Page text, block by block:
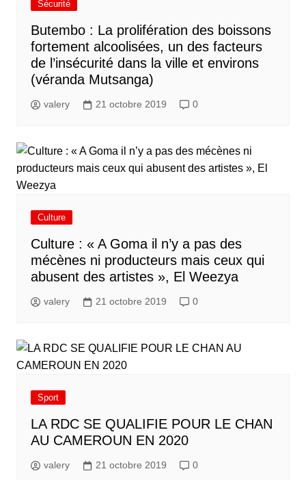
Sécurité
Butembo : La prolifération des boissons
fortement alcoolisées, un des facteurs
de l’insécurité dans la ville et environs
(véranda Mutsanga)
valery 21 octobre 2019 0
Culture
Culture : « A Goma il n’y a pas des
mécènes ni producteurs mais ceux qui
abusent des artistes », El Weezya
valery 21 octobre 2019 0
Sport
LA RDC SE QUALIFIE POUR LE CHAN
AU CAMEROUN EN 2020
valery 21 octobre 2019 0